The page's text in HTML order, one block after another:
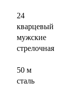
24
кварцевый
мужские
стрелочная
50 м
сталь